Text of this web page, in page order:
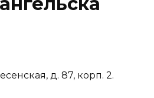
д. 87, корп. 2.